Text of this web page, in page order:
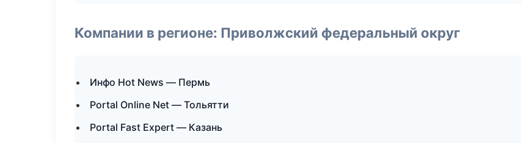
Компании в регионе: Приволжский федеральный округ
Инфо Hot News — Пермь
Portal Online Net — Тольятти
Portal Fast Expert — Казань